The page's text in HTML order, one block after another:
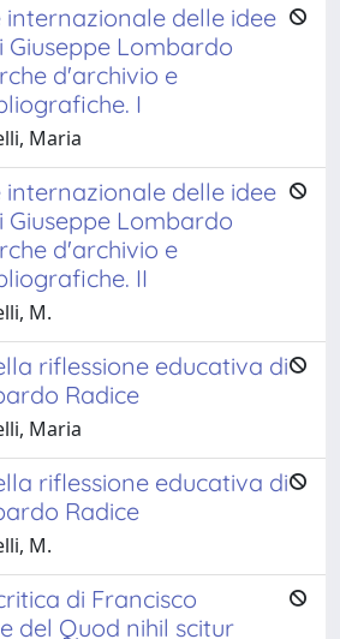
delle idee
Giuseppe Lombardo
d'archivio e
I
Maria
delle idee
Giuseppe Lombardo
d'archivio e
II
M.
riflessione educativa di
Radice
Maria
riflessione educativa di
Radice
M.
di Francisco
del Quod nihil scitur